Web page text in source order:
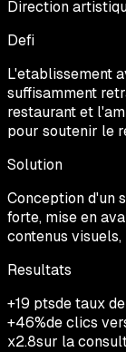
Direction
Defi
L'etablissement
suffisamment
restaurant et
pour soutenir le
Solution
Conception d'un
forte, mise en
contenus
Resultats
+19 ptsde taux
+46%de clics
x2.8sur la